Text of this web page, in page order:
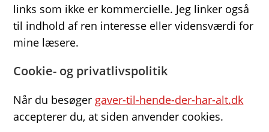
links som ikke er kommercielle. Jeg linker også
til indhold af ren interesse eller vidensværdi for
mine læsere.
Cookie- og privatlivspolitik
Når du besøger gaver-til-hende-der-har-alt.dk
accepterer du, at siden anvender cookies.